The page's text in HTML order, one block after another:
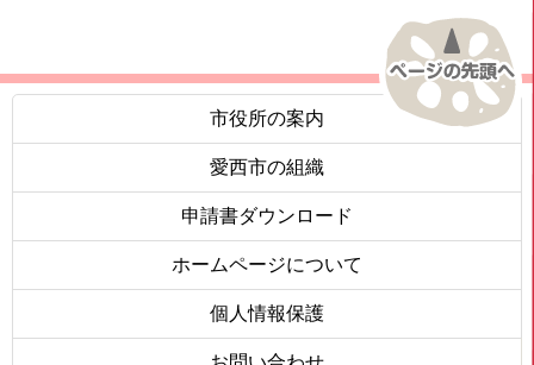
市役所の案内
愛西市の組織
申請書ダウンロード
ホームページについて
個人情報保護